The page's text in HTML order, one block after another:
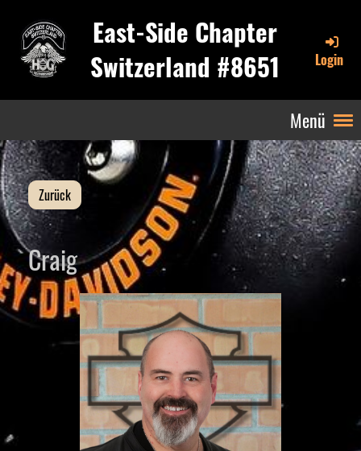
East-Side Chapter
Switzerland #8651
Login
Menü
Zurück
Craig